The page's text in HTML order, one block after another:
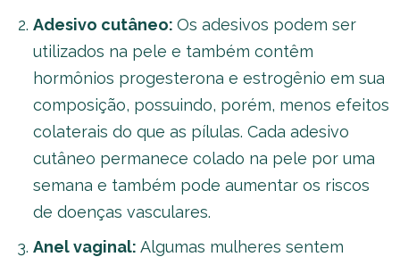
Adesivo cutâneo: Os adesivos podem ser
utilizados na pele e também contêm
hormônios progesterona e estrogênio em sua
composição, possuindo, porém, menos efeitos
colaterais do que as pílulas. Cada adesivo
cutâneo permanece colado na pele por uma
semana e também pode aumentar os riscos
de doenças vasculares.
Anel vaginal: Algumas mulheres sentem